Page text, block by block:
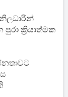
නිලධාරින්
ක්‍රියාත්මක